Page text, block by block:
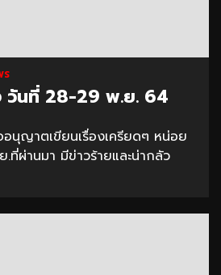
วันที่ 28-29 พ.ย. 64
นุญาตเขียนเรื่องเครียดๆ หน่อย
.ที่ผ่านมา มีข่าวร้ายและน่ากลัว